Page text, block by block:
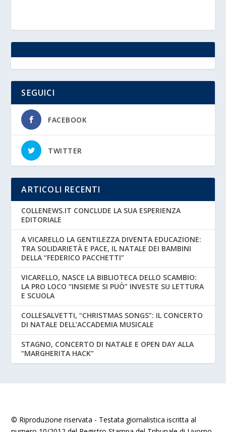
SEGUICI
FACEBOOK
TWITTER
ARTICOLI RECENTI
COLLENEWS.IT CONCLUDE LA SUA ESPERIENZA
EDITORIALE
A VICARELLO LA GENTILEZZA DIVENTA EDUCAZIONE:
TRA SOLIDARIETÀ E PACE, IL NATALE DEI BAMBINI
DELLA “FEDERICO PACCHETTI”
VICARELLO, NASCE LA BIBLIOTECA DELLO SCAMBIO:
LA PRO LOCO “INSIEME SI PUÒ” INVESTE SU LETTURA
E SCUOLA
COLLESALVETTI, “CHRISTMAS SONGS”: IL CONCERTO
DI NATALE DELL’ACCADEMIA MUSICALE
STAGNO, CONCERTO DI NATALE E OPEN DAY ALLA
“MARGHERITA HACK”
© Riproduzione riservata - Testata giornalistica iscritta al